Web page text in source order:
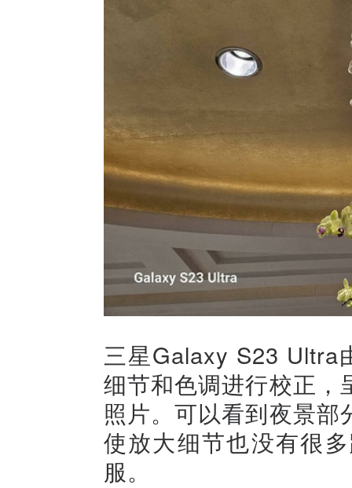
三星Galaxy S23 Ultra
细节和色调进行校正
照片。可以看到夜景
使放大细节也没有很
服。